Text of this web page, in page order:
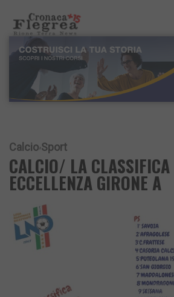
Calcio Sport
CALCIO/ LA
ECCELLENZA GIRONE A